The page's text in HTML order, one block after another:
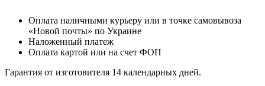
Оплата наличными курьеру или в точке самовывоза
«Новой почты» по Украине
Наложенный платеж
Оплата картой или на счет ФОП
Гарантия от изготовителя 14 календарных дней.